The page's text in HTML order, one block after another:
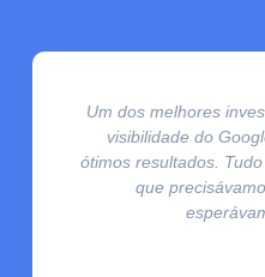
Um dos melhores
visibilidade do
ótimos resultados.
que